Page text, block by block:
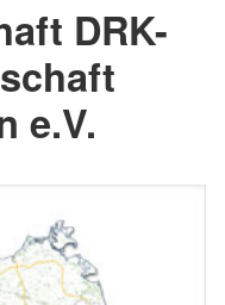
DRK-
e.V.